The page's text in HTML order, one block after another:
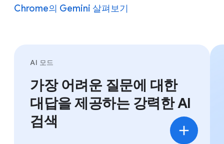
Chrome의 Gemini 살펴보기
AI 모드
가장 어려운 질문에 대한
대답을 제공하는 강력한 AI
검색